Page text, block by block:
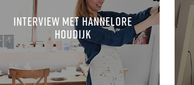
Interview met Hannelore
Houdijk